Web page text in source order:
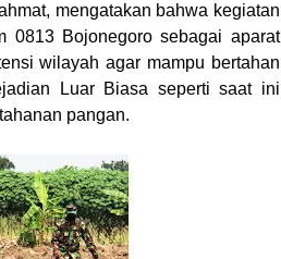
mengatakan bahwa kegiatan
0813 Bojonegoro sebagai aparat
wilayah agar mampu bertahan
Luar Biasa seperti saat ini
pangan.